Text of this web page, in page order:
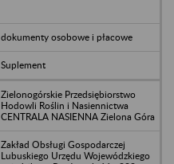
dokumenty osobowe i płacowe
Suplement
Zielonogórskie Przedsiębiorstwo
Hodowli Roślin i Nasiennictwa
CENTRALA NASIENNA Zielona Góra
Zakład Obsługi Gospodarczej
Lubuskiego Urzędu Wojewódzkiego